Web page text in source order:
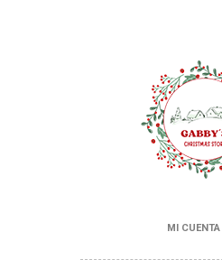
MI CUENTA